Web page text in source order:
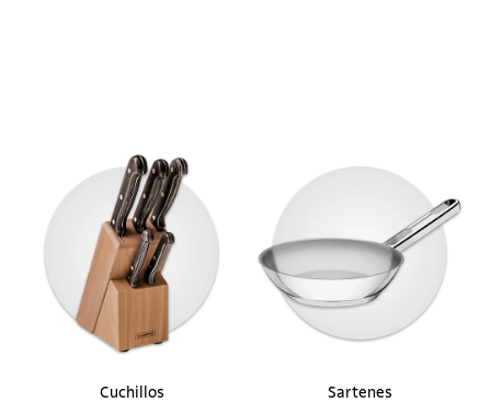
Cuchillos Sartenes